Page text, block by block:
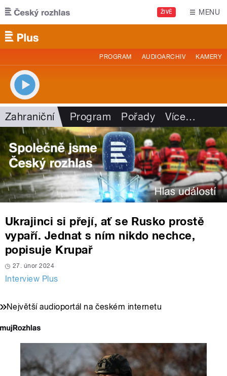
Přejít k hlavnímu obsahu
ŽIVĚ MENU
PROGRAM AUDIOARCHIV KAMERY
Zahraniční Program Pořady Více…
Ukrajinci si přejí, ať se Rusko prostě
vypaří. Jednat s ním nikdo nechce,
popisuje Krupař
27. únor 2024
Interview Plus
Největší audioportál na českém internetu